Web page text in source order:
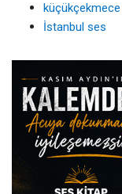
İstanbul ses